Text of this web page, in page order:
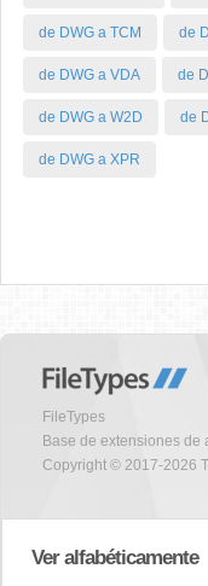
de DWG a TCM de
de DWG a VDA de
de DWG a W2D de
de DWG a XPR
FileTypes
Base de extensiones de
Copyright © 2017-2026
Ver alfabéticamente